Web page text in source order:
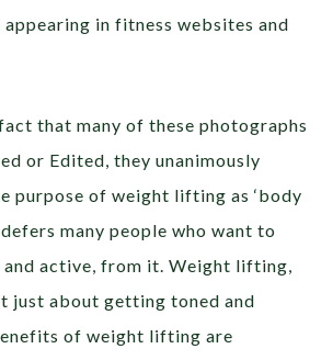
appearing in fitness websites and
that many of these photographs
or Edited, they unanimously
purpose of weight lifting as ‘body
many people who want to
active, from it. Weight lifting,
just about getting toned and
of weight lifting are